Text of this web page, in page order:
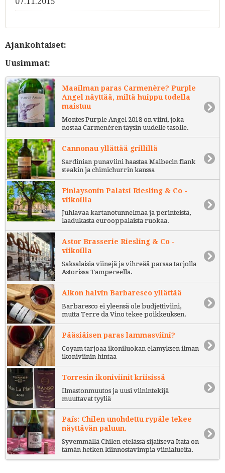
Ajankohtaiset:
Uusimmat:
Maailman paras Carmenère? Purple
Angel näyttää, miltä huippu todella
maistuu
Montes Purple Angel 2018 on viini, joka
nostaa Carmenèren täysin uudelle tasolle.
Cannonau yllättää grillillä
Sardinian punaviini haastaa Malbecin flank
steakin ja chimichurrin kanssa
Finlaysonin Palatsi Riesling & Co -
viikoilla
Juhlavaa kartanotunnelmaa ja perinteistä,
laadukasta eurooppalaista ruokaa.
Astor Brasserie Riesling & Co -
viikoilla
Saksalaisia viinejä ja vihreää parsaa tarjolla
Astorissa Tampereella.
Alkon halvin Barbaresco yllättää
Barbaresco ei yleensä ole budjettiviini,
mutta Terre da Vino tekee poikkeuksen.
Pääsiäisen paras lammasviini?
Coyam tarjoaa ikoniluokan elämyksen ilman
ikoniviinin hintaa
Torresin ikoniviinit kriisissä
Ilmastonmuutos ja uusi viinintekijä
muuttavat tyyliä
País: Chilen unohdettu rypäle tekee
näyttävän paluun.
Syvemmällä Chilen etelässä sijaitseva Itata on
tämän hetken kiinnostavimpia viinialueita.